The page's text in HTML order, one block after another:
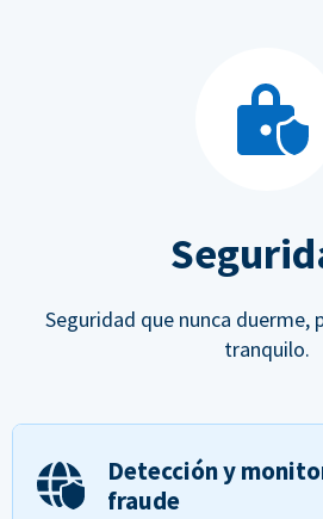
Seguridad que nunca duerme,
tranquilo.
Detección y
fraude